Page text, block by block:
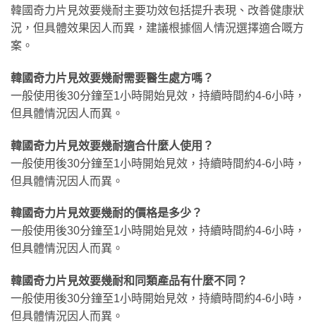
韓國奇力片見效要幾耐主要功效包括提升表現、改善健康狀
況，但具體效果因人而異，建議根據個人情況選擇適合嘅方
案。
韓國奇力片見效要幾耐需要醫生處方嗎？
一般使用後30分鐘至1小時開始見效，持續時間約4-6小時，
但具體情況因人而異。
韓國奇力片見效要幾耐適合什麼人使用？
一般使用後30分鐘至1小時開始見效，持續時間約4-6小時，
但具體情況因人而異。
韓國奇力片見效要幾耐的價格是多少？
一般使用後30分鐘至1小時開始見效，持續時間約4-6小時，
但具體情況因人而異。
韓國奇力片見效要幾耐和同類產品有什麼不同？
一般使用後30分鐘至1小時開始見效，持續時間約4-6小時，
但具體情況因人而異。